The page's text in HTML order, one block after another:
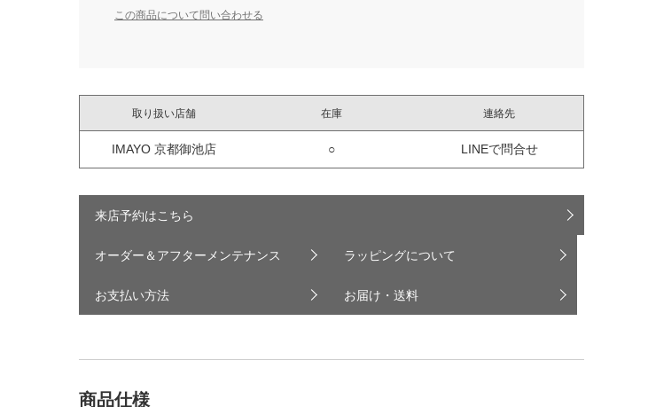
この商品について問い合わせる
取り扱い店舗 在庫 連絡先
IMAYO 京都御池店 ○ LINEで問合せ
来店予約はこちら
オーダー＆アフターメンテナンス ラッピングについて
お支払い方法 お届け・送料